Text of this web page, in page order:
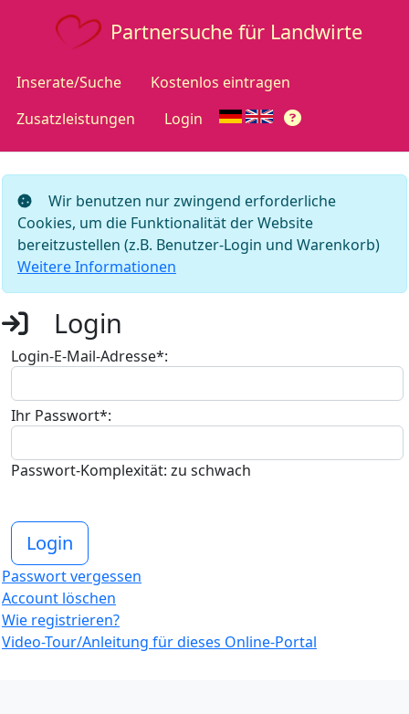
Partnersuche für Landwirte
Inserate/Suche
Kostenlos eintragen
Zusatzleistungen
Login
Wir benutzen nur zwingend erforderliche
Cookies, um die Funktionalität der Website
bereitzustellen (z.B. Benutzer-Login und Warenkorb)
Weitere Informationen
Login
Login-E-Mail-Adresse*:
Ihr Passwort*:
Passwort-Komplexität: zu schwach
Login
Passwort vergessen
Account löschen
Wie registrieren?
Video-Tour/Anleitung für dieses Online-Portal